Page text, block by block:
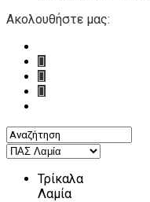
Ακολουθήστε μας:
Τρίκαλα
Λαμία